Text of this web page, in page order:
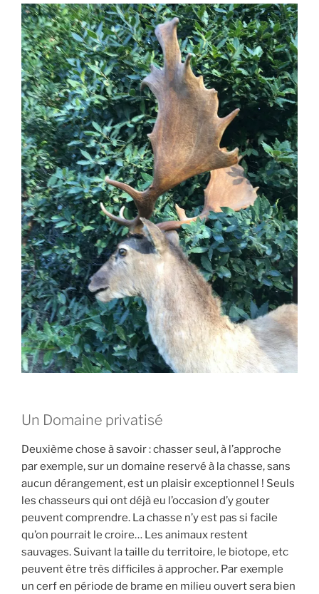
Un Domaine privatisé
Deuxième chose à savoir : chasser seul, à l’approche
par exemple, sur un domaine reservé à la chasse, sans
aucun dérangement, est un plaisir exceptionnel ! Seuls
les chasseurs qui ont déjà eu l’occasion d’y gouter
peuvent comprendre. La chasse n’y est pas si facile
qu’on pourrait le croire… Les animaux restent
sauvages. Suivant la taille du territoire, le biotope, etc
peuvent être très difficiles à approcher. Par exemple
un cerf en période de brame en milieu ouvert sera bien